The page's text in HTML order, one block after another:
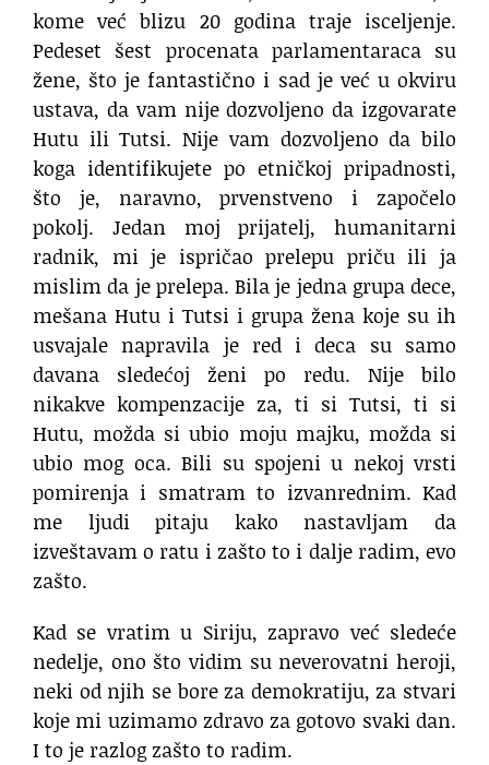
kome već blizu 20 godina traje isceljenje.
Pedeset šest procenata parlamentaraca su
žene, što je fantastično i sad je već u okviru
ustava, da vam nije dozvoljeno da izgovarate
Hutu ili Tutsi. Nije vam dozvoljeno da bilo
koga identifikujete po etničkoj pripadnosti,
što je, naravno, prvenstveno i započelo
pokolj. Jedan moj prijatelj, humanitarni
radnik, mi je ispričao prelepu priču ili ja
mislim da je prelepa. Bila je jedna grupa dece,
mešana Hutu i Tutsi i grupa žena koje su ih
usvajale napravila je red i deca su samo
davana sledećoj ženi po redu. Nije bilo
nikakve kompenzacije za, ti si Tutsi, ti si
Hutu, možda si ubio moju majku, možda si
ubio mog oca. Bili su spojeni u nekoj vrsti
pomirenja i smatram to izvanrednim. Kad
me ljudi pitaju kako nastavljam da
izveštavam o ratu i zašto to i dalje radim, evo
zašto.
Kad se vratim u Siriju, zapravo već sledeće
nedelje, ono što vidim su neverovatni heroji,
neki od njih se bore za demokratiju, za stvari
koje mi uzimamo zdravo za gotovo svaki dan.
I to je razlog zašto to radim.